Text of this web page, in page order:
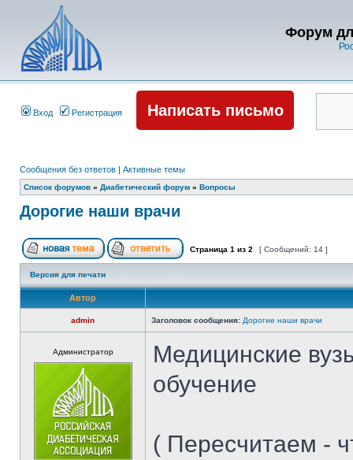
Форум
Вход Регистрация Написать письмо
Сообщения без ответов | Активные темы
Список форумов » Диабетический форум » Вопросы
Дорогие наши врачи
Страница 1 из 2 [ Сообщений: 14 ]
Версия для печати
Автор
admin Заголовок сообщения: Дорогие наши врачи
Администратор
Медицинские
обучение
( Пересчитаем -